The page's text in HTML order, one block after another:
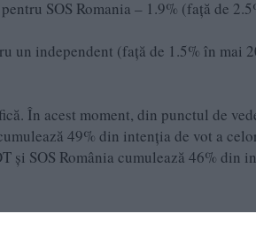
SOS Romania – 1.9% (față de
un independent (față de 1.5% în mai
În acest moment, din punctul de
49% din intenția de vot a
și SOS România cumulează 46% din
un scor de 40%, pe fondul unei
și perspectiva socială dificilă a